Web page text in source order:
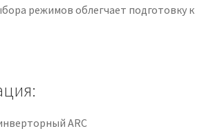
режимов облегчает подготовку к
ARC